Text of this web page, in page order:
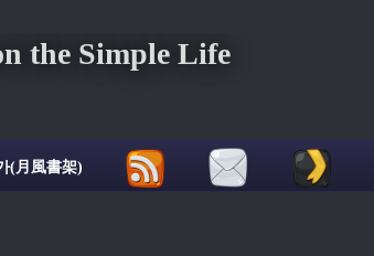
the Simple Life
(月風書架)